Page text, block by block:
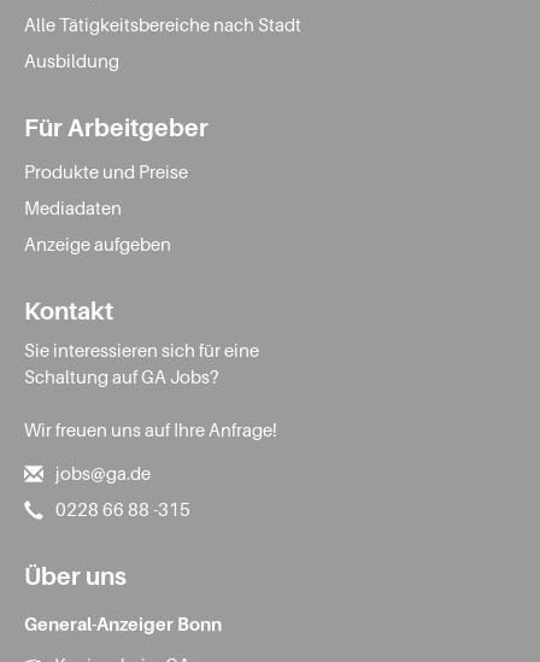
Alle Tätigkeitsbereiche nach Stadt
Ausbildung
Für Arbeitgeber
Produkte und Preise
Mediadaten
Anzeige aufgeben
Kontakt
Sie interessieren sich für eine
Schaltung auf GA Jobs?
Wir freuen uns auf Ihre Anfrage!
jobs@ga.de
0228 66 88 -315
Über uns
General-Anzeiger Bonn